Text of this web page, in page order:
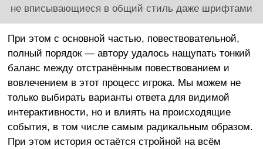
не вписывающиеся в общий стиль даже шрифтами
При этом с основной частью, повествовательной,
полный порядок — автору удалось нащупать тонкий
баланс между отстранённым повествованием и
вовлечением в этот процесс игрока. Мы можем не
только выбирать варианты ответа для видимой
интерактивности, но и влиять на происходящие
события, в том числе самым радикальным образом.
При этом история остаётся стройной на всём